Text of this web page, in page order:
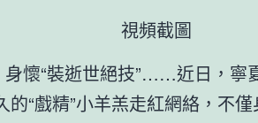
視頻截圖
身懷“裝逝世絕技”……近日，寧
的“戲精”小羊羔走紅網絡，不